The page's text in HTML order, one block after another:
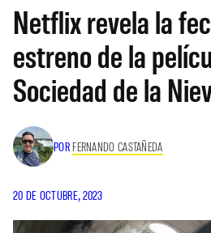
Netflix revela la
estreno de la
Sociedad de la
POR FERNANDO CASTAÑEDA
20 DE OCTUBRE, 2023